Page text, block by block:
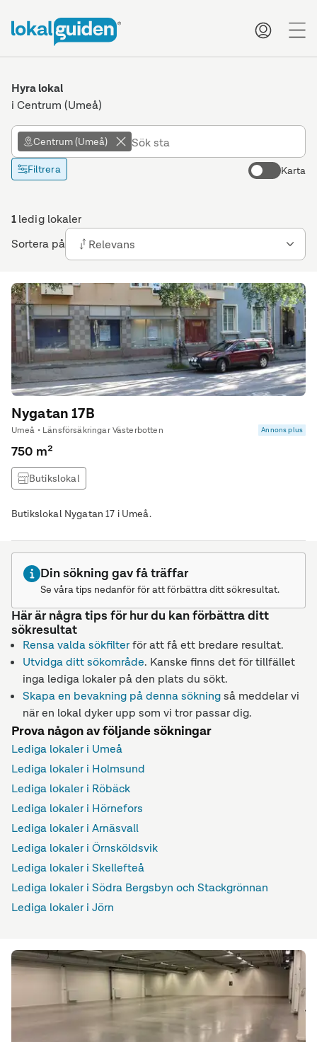
Hyra lokal
i Centrum (Umeå)
Centrum (Umeå)
Filtrera Karta
1ledig lokaler
Sortera på
Relevans
Nygatan 17B
Umeå • Länsförsäkringar Västerbotten Annons plus
750 m²
Butikslokal
Butikslokal Nygatan 17 i Umeå.
Din sökning gav få träffar
Se våra tips nedanför för att förbättra ditt sökresultat.
Här är några tips för hur du kan förbättra ditt
sökresultat
Rensa valda sökfilterför att få ett bredare resultat.
Utvidga ditt sökområde. Kanske finns det för tillfället
inga lediga lokaler på den plats du sökt.
Skapa en bevakning på denna sökningså meddelar vi
när en lokal dyker upp som vi tror passar dig.
Prova någon av följande sökningar
Lediga lokaler i Umeå
Lediga lokaler i Holmsund
Lediga lokaler i Röbäck
Lediga lokaler i Hörnefors
Lediga lokaler i Arnäsvall
Lediga lokaler i Örnsköldsvik
Lediga lokaler i Skellefteå
Lediga lokaler i Södra Bergsbyn och Stackgrönnan
Lediga lokaler i Jörn